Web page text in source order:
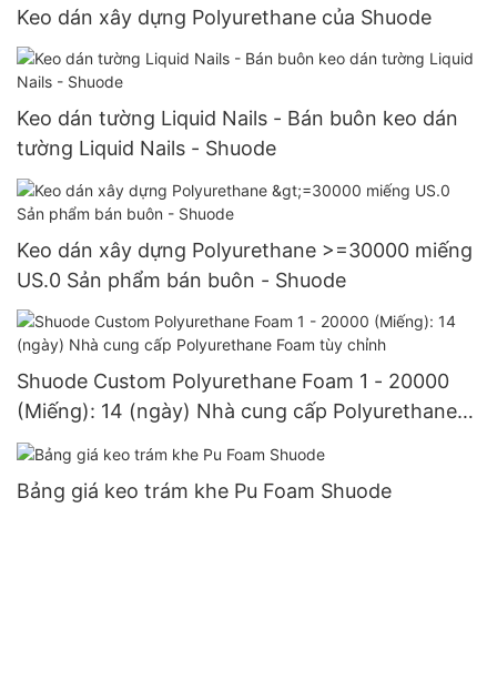
Keo dán xây dựng Polyurethane của Shuode
Keo dán tường Liquid Nails - Bán buôn keo dán
tường Liquid Nails - Shuode
Keo dán xây dựng Polyurethane >=30000 miếng
US.0 Sản phẩm bán buôn - Shuode
Shuode Custom Polyurethane Foam 1 - 20000
(Miếng): 14 (ngày) Nhà cung cấp Polyurethane
Foam tùy chỉnh
Bảng giá keo trám khe Pu Foam Shuode